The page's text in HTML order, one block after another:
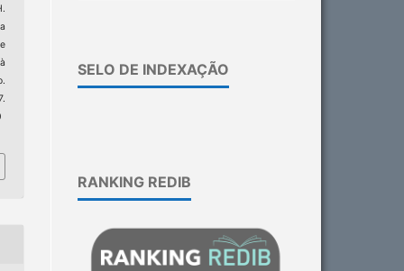
SELO DE INDEXAÇÃO
RANKING REDIB